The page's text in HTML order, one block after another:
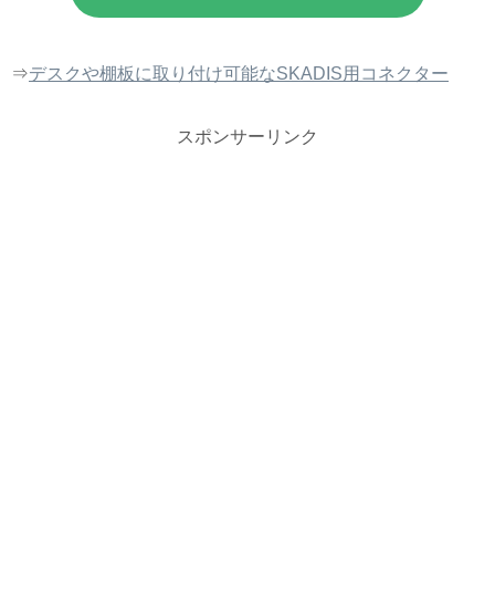
⇒デスクや棚板に取り付け可能なSKADIS用コネクター
スポンサーリンク